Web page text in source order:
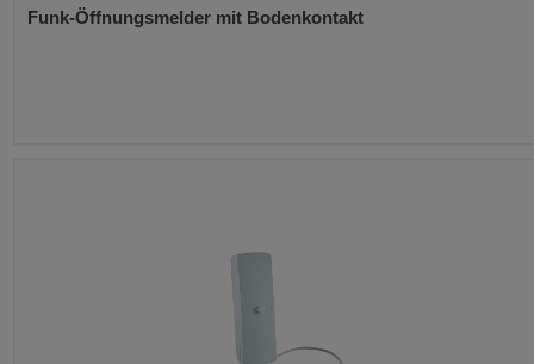
Funk-Öffnungsmelder mit Bodenkontakt